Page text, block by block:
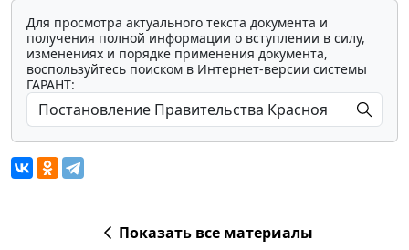
Для просмотра актуального текста документа и
получения полной информации о вступлении в силу,
изменениях и порядке применения документа,
воспользуйтесь поиском в Интернет-версии системы
ГАРАНТ:
Показать все материалы